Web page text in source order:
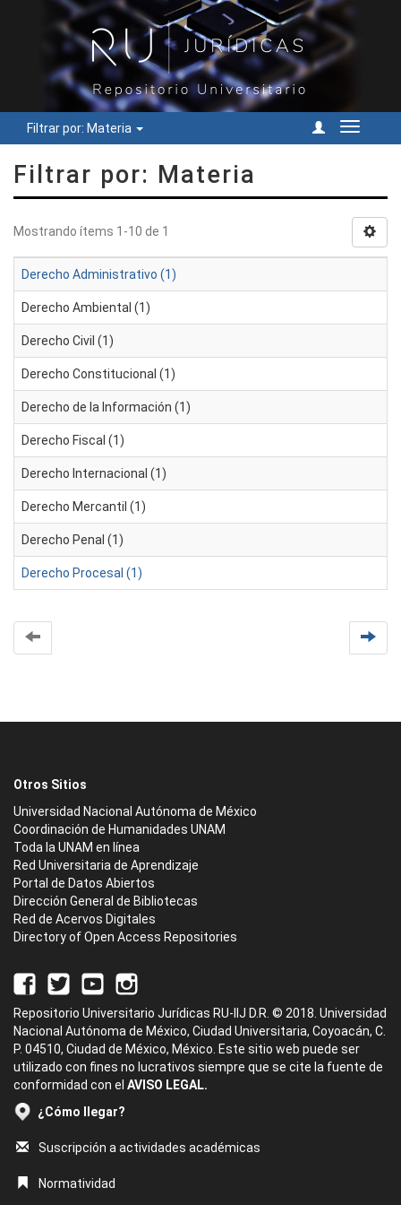
Filtrar por: Materia
Cambiar
Filtrar por: Materia
Mostrando ítems 1-10 de 1
Derecho Administrativo (1)
Derecho Ambiental (1)
Derecho Civil (1)
Derecho Constitucional (1)
Derecho de la Información (1)
Derecho Fiscal (1)
Derecho Internacional (1)
Derecho Mercantil (1)
Derecho Penal (1)
Derecho Procesal (1)
Otros Sitios
Universidad Nacional Autónoma de México
Coordinación de Humanidades UNAM
Toda la UNAM en línea
Red Universitaria de Aprendizaje
Portal de Datos Abiertos
Dirección General de Bibliotecas
Red de Acervos Digitales
Directory of Open Access Repositories
Repositorio Universitario Jurídicas RU-IIJ D.R. © 2018. Universidad
Nacional Autónoma de México, Ciudad Universitaria, Coyoacán, C.
P. 04510, Ciudad de México, México. Este sitio web puede ser
utilizado con fines no lucrativos siempre que se cite la fuente de
conformidad con el AVISO LEGAL.
¿Cómo llegar?
Suscripción a actividades académicas
Normatividad